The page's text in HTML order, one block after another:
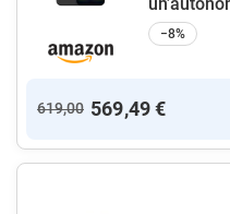
−8%
619,00 569,49 €